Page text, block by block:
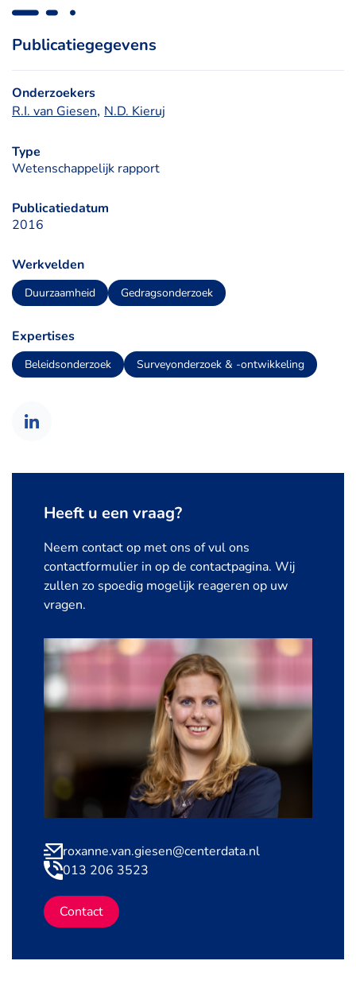
Publicatiegegevens
Onderzoekers
R.I. van Giesen, N.D. Kieruj
Type
Wetenschappelijk rapport
Publicatiedatum
2016
Werkvelden
Duurzaamheid Gedragsonderzoek
Expertises
Beleidsonderzoek Surveyonderzoek & -ontwikkeling
Heeft u een vraag?
Neem contact op met ons of vul ons
contactformulier in op de contactpagina. Wij
zullen zo spoedig mogelijk reageren op uw
vragen.
roxanne.van.giesen@centerdata.nl
013 206 3523
Contact